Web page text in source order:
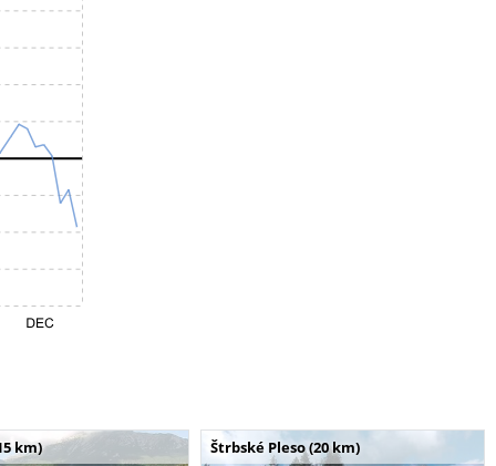
km) Štrbské Pleso (20 km)